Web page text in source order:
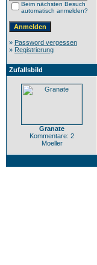
Beim nächsten Besuch
automatisch anmelden?
» Password vergessen
» Registrierung
Zufallsbild
Granate
Kommentare: 2
Moeller